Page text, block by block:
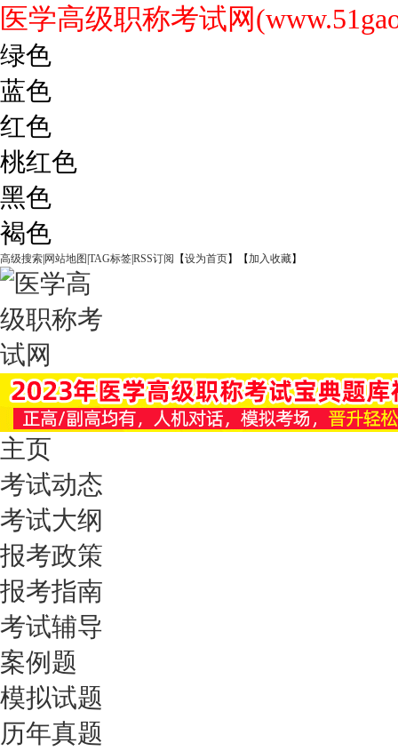
医学高级职称考试网
绿色
蓝色
红色
桃红色
黑色
褐色
高级搜索 网站地图 TAG标签RSS订阅 【设为首页】【加入收藏】
主页
考试动态
考试大纲
报考政策
报考指南
考试辅导
案例题
模拟试题
历年真题